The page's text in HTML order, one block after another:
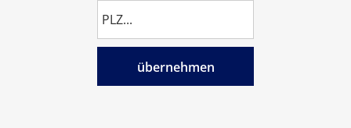
übernehmen